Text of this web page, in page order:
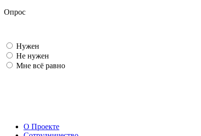
Опрос
Нужен
Не нужен
Мне всё равно
О Проекте